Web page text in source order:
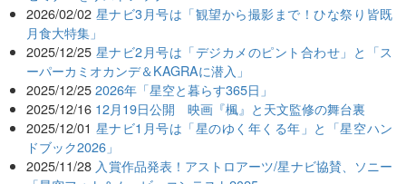
2026/02/02 星ナビ3月号は「観望から撮影まで！ひな祭り皆既
月食大特集」
2025/12/25 星ナビ2月号は「デジカメのピント合わせ」と「ス
ーパーカミオカンデ＆KAGRAに潜入」
2025/12/25 2026年「星空と暮らす365日」
2025/12/16 12月19日公開 映画『楓』と天文監修の舞台裏
2025/12/01 星ナビ1月号は「星のゆく年くる年」と「星空ハン
ドブック2026」
2025/11/28 入賞作品発表！アストロアーツ/星ナビ協賛、ソニー